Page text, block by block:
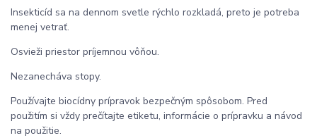
Insekticíd sa na dennom svetle rýchlo rozkladá, preto je potreba
menej vetrať.
Osvieži priestor príjemnou vôňou.
Nezanecháva stopy.
Používajte biocídny prípravok bezpečným spôsobom. Pred
použitím si vždy prečítajte etiketu, informácie o prípravku a návod
na použitie.